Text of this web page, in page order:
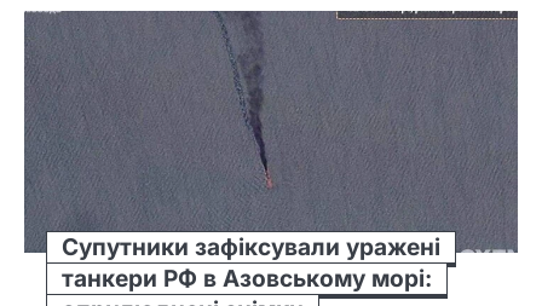
Супутники зафіксували уражені
танкери РФ в Азовському морі: